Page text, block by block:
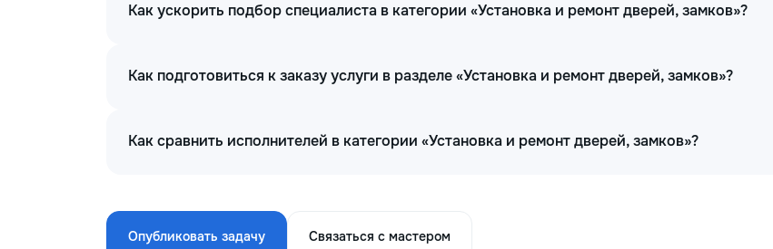
Как ускорить подбор специалиста в категории «Установка и ремонт дверей, замков»?
Как подготовиться к заказу услуги в разделе «Установка и ремонт дверей, замков»?
Как сравнить исполнителей в категории «Установка и ремонт дверей, замков»?
Опубликовать задачу Связаться с мастером